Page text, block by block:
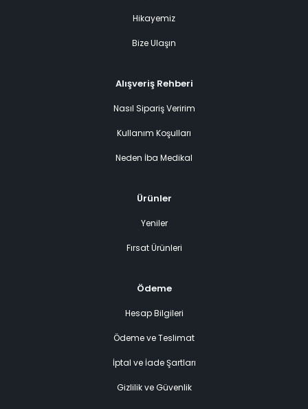
Hikayemiz
Bize Ulaşın
Alışveriş Rehberi
Nasıl Sipariş Veririm
Kullanım Koşulları
Neden İba Medikal
Ürünler
Yeniler
Fırsat Ürünleri
Ödeme
Hesap Bilgileri
Ödeme ve Teslimat
İptal ve İade Şartları
Gizlilik ve Güvenlik